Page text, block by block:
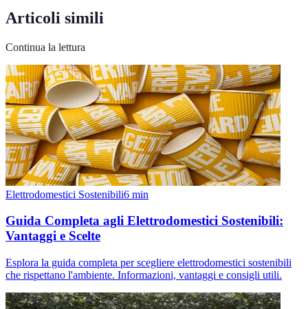
Articoli simili
Continua la lettura
Elettrodomestici Sostenibili6 min
Guida Completa agli Elettrodomestici Sostenibili:
Vantaggi e Scelte
Esplora la guida completa per scegliere elettrodomestici sostenibili
che rispettano l'ambiente. Informazioni, vantaggi e consigli utili.